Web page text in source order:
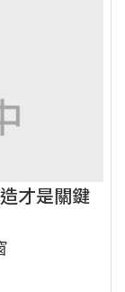
才是關鍵